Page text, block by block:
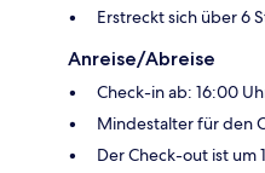
Erstreckt sich über 6
Anreise/Abreise
Check-in ab: 16:00
Mindestalter für den
Der Check-out ist um